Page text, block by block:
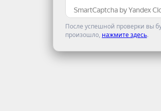
После успешной проверки вы
произошло, нажмите здесь.